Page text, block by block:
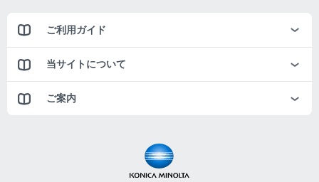
ご利用ガイド
当サイトについて
ご案内